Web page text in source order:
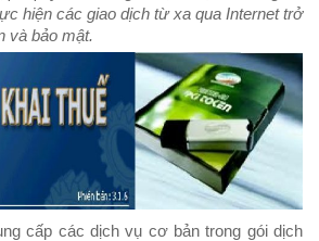
hiện các giao dịch từ xa qua Internet trở
và bảo mật.
cấp các dịch vụ cơ bản trong gói dịch